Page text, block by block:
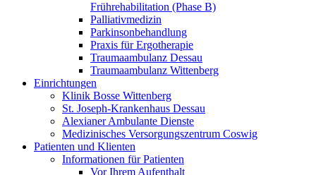
Frührehabilitation (Phase B)
Palliativmedizin
Parkinsonbehandlung
Praxis für Ergotherapie
Traumaambulanz Dessau
Traumaambulanz Wittenberg
Einrichtungen
Klinik Bosse Wittenberg
St. Joseph-Krankenhaus Dessau
Alexianer Ambulante Dienste
Medizinisches Versorgungszentrum Coswig
Patienten und Klienten
Informationen für Patienten
Vor Ihrem Aufenthalt